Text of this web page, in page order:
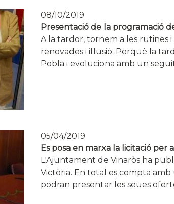
08/10/2019
Presentació de la programació
A la tardor, tornem a les rutines
renovades i il·lusió. Perquè la
Pobla i evoluciona amb un
05/04/2019
Es posa en marxa la licitació per
L'Ajuntament de Vinaròs ha
Victòria. En total es compta amb
podran presentar les seues